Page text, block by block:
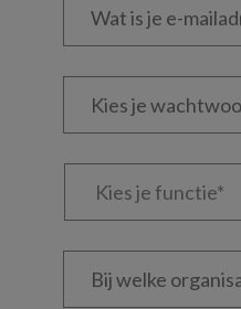
Kies
Kies
Bij
welke